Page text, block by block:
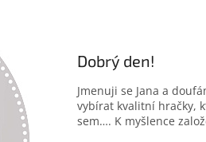
Dobrý den!
Jmenuji se Jana a
vybírat kvalitní hračky,
sem…. K myšlence